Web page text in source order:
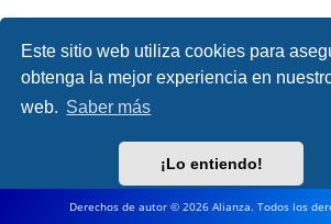
Este sitio web utiliza cookies para
obtenga la mejor experiencia en
web. Saber más
¡Lo entiendo!
Derechos de autor © 2026 Alianza. Todos los